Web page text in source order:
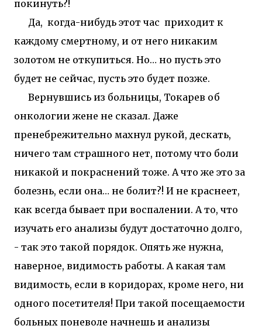
покинуть?!
Да, когда-нибудь этот час приходит к
каждому смертному, и от него никаким
золотом не откупиться. Но… но пусть это
будет не сейчас, пусть это будет позже.
Вернувшись из больницы, Токарев об
онкологии жене не сказал. Даже
пренебрежительно махнул рукой, дескать,
ничего там страшного нет, потому что боли
никакой и покраснений тоже. А что же это за
болезнь, если она… не болит?! И не краснеет,
как всегда бывает при воспалении. А то, что
изучать его анализы будут достаточно долго,
- так это такой порядок. Опять же нужна,
наверное, видимость работы. А какая там
видимость, если в коридорах, кроме него, ни
одного посетителя! При такой посещаемости
больных поневоле начнешь и анализы